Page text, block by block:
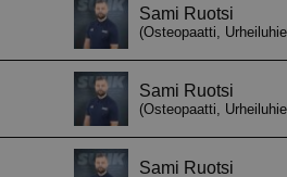
heidän mieltymyksiään
kunnioitetaan tulevissa
istunnoissa.
Tätä evästettä käytetään
erottamaan ihmiset ja botit. Tämä
on hyödyllistä verkkosivustolle,
jotta voidaan tehdä päteviä
raportteja verkkosivuston
käytöstä.